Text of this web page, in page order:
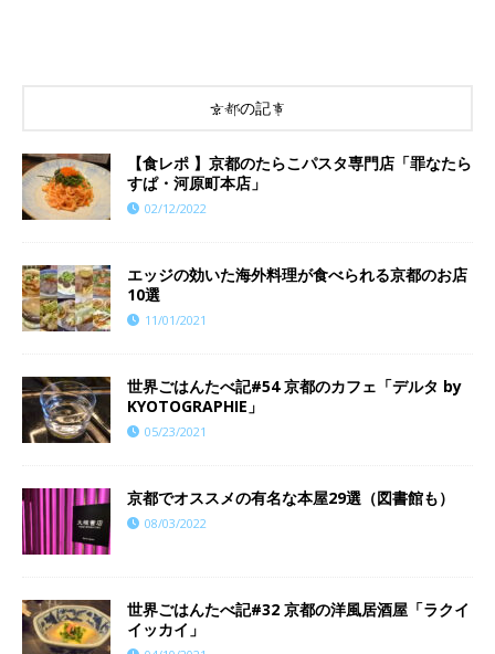
京都の記事
【食レポ 】京都のたらこパスタ専門店「罪なたら
すぱ・河原町本店」
02/12/2022
エッジの効いた海外料理が食べられる京都のお店
10選
11/01/2021
世界ごはんたべ記#54 京都のカフェ「デルタ by
KYOTOGRAPHIE」
05/23/2021
京都でオススメの有名な本屋29選（図書館も）
08/03/2022
世界ごはんたべ記#32 京都の洋風居酒屋「ラクイ
イッカイ」